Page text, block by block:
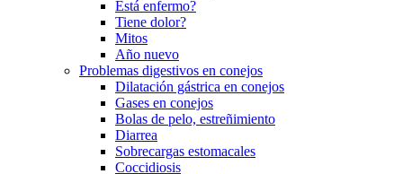
Está enfermo?
Tiene dolor?
Mitos
Año nuevo
Problemas digestivos en conejos
Dilatación gástrica en conejos
Gases en conejos
Bolas de pelo, estreñimiento
Diarrea
Sobrecargas estomacales
Coccidiosis